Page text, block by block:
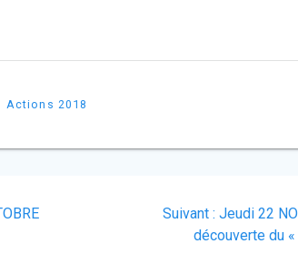
Actions 2018
Suivant : Article
suivant
Jeudi 22
découverte du